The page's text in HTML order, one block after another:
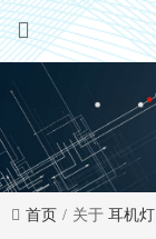
首页 关于 耳机灯